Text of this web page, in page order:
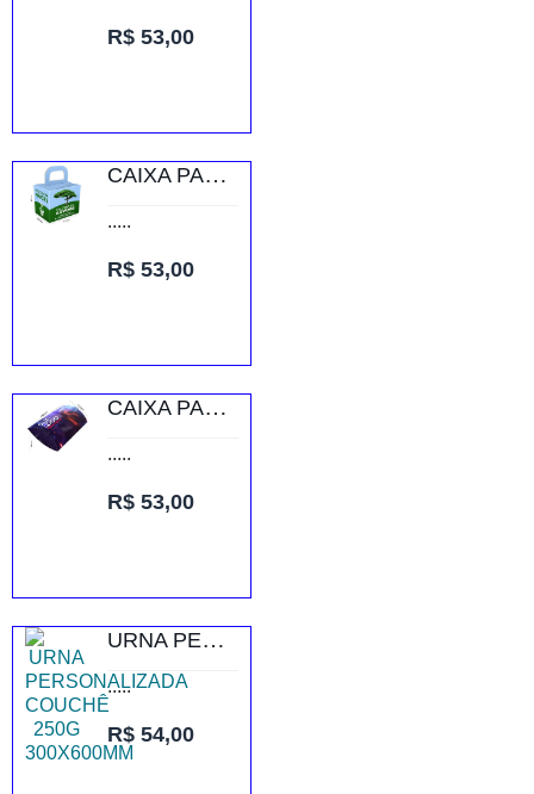
R$ 53,00
CAIXA PARA PRESENTES RECICLATO 250G SEM VERNIZ
.....
R$ 53,00
CAIXA PARA ROUPAS RECICLATO 250G SEM VERNIZ
.....
R$ 53,00
URNA PERSONALIZADA COUCHÊ 250G 300X600MM
.....
R$ 54,00